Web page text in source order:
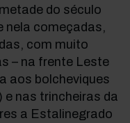
do século
nela começadas,
com muito
– na frente Leste
aos bolcheviques
e nas trincheiras da
a Estalinegrado